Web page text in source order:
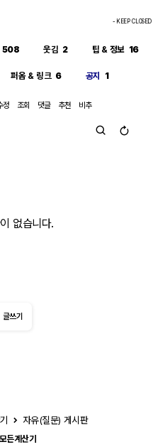
- KEEP CLOSED
508 웃김 2 팁 & 정보 16
퍼옴 & 링크 6 공지 1
정 조회 댓글 추천 비추
없습니다.
글쓰기
자유(질문) 게시판
든계산기